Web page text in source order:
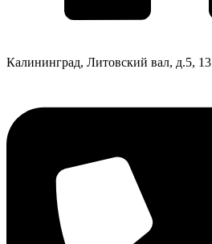
Калининград, Литовский вал, д.5, 13